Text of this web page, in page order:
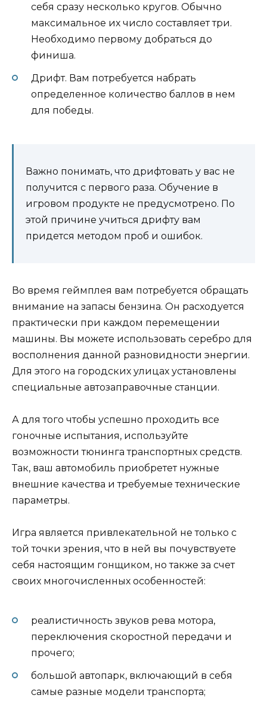
себя сразу несколько кругов. Обычно
максимальное их число составляет три.
Необходимо первому добраться до
финиша.
Дрифт. Вам потребуется набрать
определенное количество баллов в нем
для победы.
Важно понимать, что дрифтовать у вас не
получится с первого раза. Обучение в
игровом продукте не предусмотрено. По
этой причине учиться дрифту вам
придется методом проб и ошибок.
Во время геймплея вам потребуется обращать
внимание на запасы бензина. Он расходуется
практически при каждом перемещении
машины. Вы можете использовать серебро для
восполнения данной разновидности энергии.
Для этого на городских улицах установлены
специальные автозаправочные станции.
А для того чтобы успешно проходить все
гоночные испытания, используйте
возможности тюнинга транспортных средств.
Так, ваш автомобиль приобретет нужные
внешние качества и требуемые технические
параметры.
Игра является привлекательной не только с
той точки зрения, что в ней вы почувствуете
себя настоящим гонщиком, но также за счет
своих многочисленных особенностей:
реалистичность звуков рева мотора,
переключения скоростной передачи и
прочего;
большой автопарк, включающий в себя
самые разные модели транспорта;